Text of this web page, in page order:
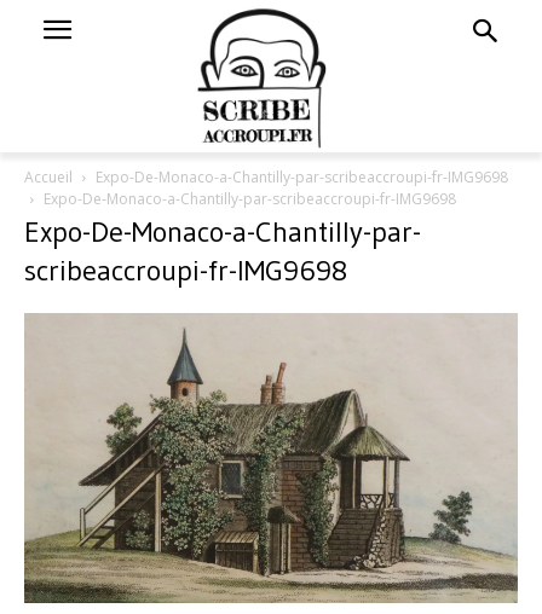
Accueil
Expo-De-Monaco-a-Chantilly-par-scribeaccroupi-fr-IMG9698
Expo-De-Monaco-a-Chantilly-par-scribeaccroupi-fr-IMG9698
Expo-De-Monaco-a-Chantilly-par-
scribeaccroupi-fr-IMG9698